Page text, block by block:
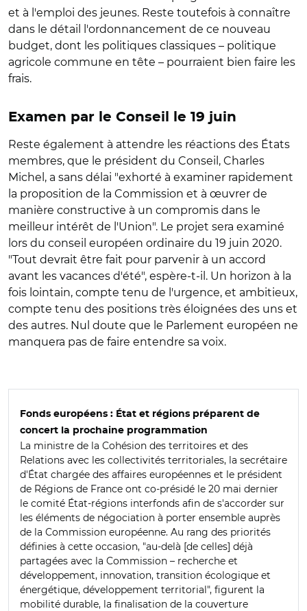
et à l'emploi des jeunes. Reste toutefois à connaître
dans le détail l'ordonnancement de ce nouveau
budget, dont les politiques classiques – politique
agricole commune en tête – pourraient bien faire les
frais.
Examen par le Conseil le 19 juin
Reste également à attendre les réactions des États
membres, que le président du Conseil, Charles
Michel, a sans délai "exhorté à examiner rapidement
la proposition de la Commission et à œuvrer de
manière constructive à un compromis dans le
meilleur intérêt de l'Union". Le projet sera examiné
lors du conseil européen ordinaire du 19 juin 2020.
"Tout devrait être fait pour parvenir à un accord
avant les vacances d'été", espère-t-il. Un horizon à la
fois lointain, compte tenu de l'urgence, et ambitieux,
compte tenu des positions très éloignées des uns et
des autres. Nul doute que le Parlement européen ne
manquera pas de faire entendre sa voix.
Fonds européens : État et régions préparent de
concert la prochaine programmation
La ministre de la Cohésion des territoires et des
Relations avec les collectivités territoriales, la secrétaire
d'État chargée des affaires européennes et le président
de Régions de France ont co-présidé le 20 mai dernier
le comité État-régions interfonds afin de s'accorder sur
les éléments de négociation à porter ensemble auprès
de la Commission européenne. Au rang des priorités
définies à cette occasion, "au-delà [de celles] déjà
partagées avec la Commission – recherche et
développement, innovation, transition écologique et
énergétique, développement territorial", figurent la
mobilité durable, la finalisation de la couverture